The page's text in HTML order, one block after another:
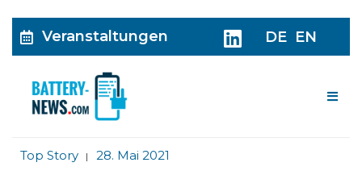
Veranstaltungen DE EN
Top Story | 28. Mai 2021